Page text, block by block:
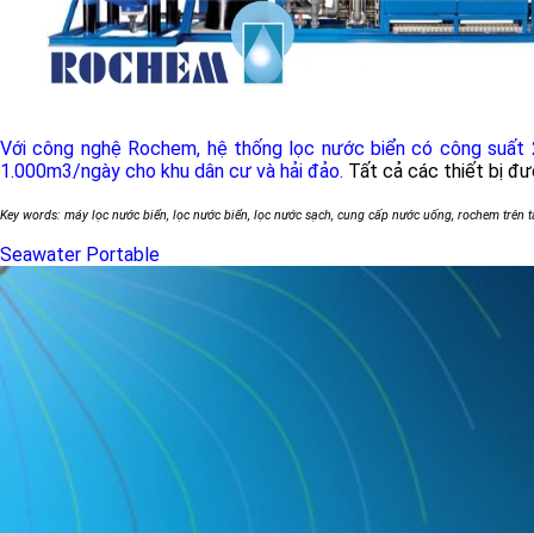
Với công nghệ Rochem, hệ thống lọc nước biển có công
1.000m3/ngày cho khu dân cư và hải đảo. Tất cả các thiết bị
Key words: máy lọc nước biển, lọc nước biển, lọc nước sạch, cung cấp nước uống, rochem trên
Seawater Portable